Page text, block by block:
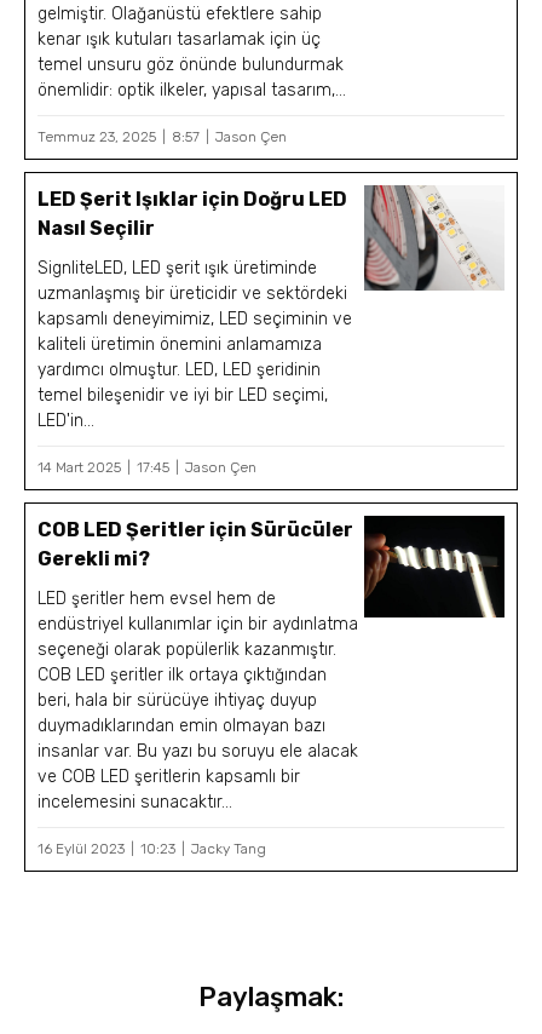
gelmiştir. Olağanüstü efektlere sahip
kenar ışık kutuları tasarlamak için üç
temel unsuru göz önünde bulundurmak
önemlidir: optik ilkeler, yapısal tasarım,...
Temmuz 23, 2025 8:57 Jason Çen
LED Şerit Işıklar için Doğru LED
Nasıl Seçilir
SignliteLED, LED şerit ışık üretiminde
uzmanlaşmış bir üreticidir ve sektördeki
kapsamlı deneyimimiz, LED seçiminin ve
kaliteli üretimin önemini anlamamıza
yardımcı olmuştur. LED, LED şeridinin
temel bileşenidir ve iyi bir LED seçimi,
LED'in...
14 Mart 2025 17:45 Jason Çen
COB LED Şeritler için Sürücüler
Gerekli mi?
LED şeritler hem evsel hem de
endüstriyel kullanımlar için bir aydınlatma
seçeneği olarak popülerlik kazanmıştır.
COB LED şeritler ilk ortaya çıktığından
beri, hala bir sürücüye ihtiyaç duyup
duymadıklarından emin olmayan bazı
insanlar var. Bu yazı bu soruyu ele alacak
ve COB LED şeritlerin kapsamlı bir
incelemesini sunacaktır...
16 Eylül 2023 10:23 Jacky Tang
Paylaşmak: